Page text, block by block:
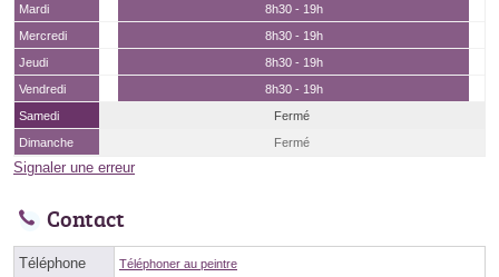
Mardi
8h30 - 19h
Mercredi
8h30 - 19h
Jeudi
8h30 - 19h
Vendredi
8h30 - 19h
Samedi
Fermé
Dimanche
Fermé
Signaler une erreur
Contact
Téléphone Téléphoner au peintre